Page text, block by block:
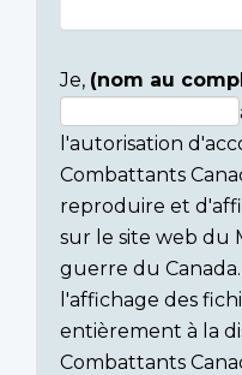
Consent
section
Je, (nom au
l'autorisation
Combattants
reproduire et
sur le site web du
guerre du
l'affichage des
entièrement à la
Combattants